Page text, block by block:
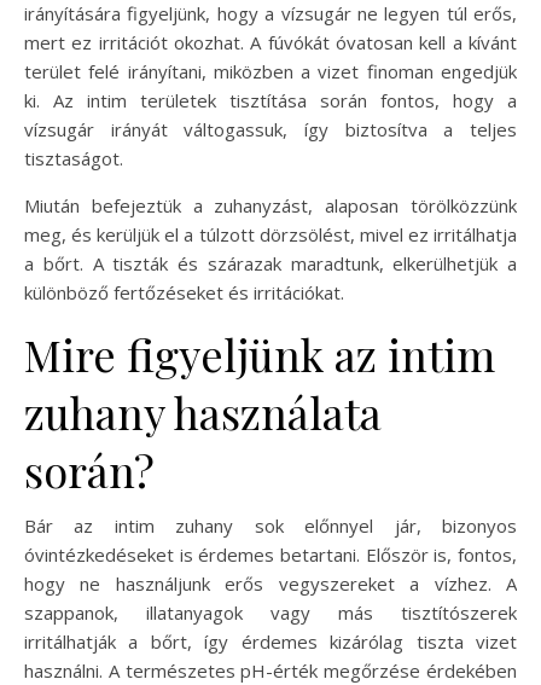
irányítására figyeljünk, hogy a vízsugár ne legyen túl erős,
mert ez irritációt okozhat. A fúvókát óvatosan kell a kívánt
terület felé irányítani, miközben a vizet finoman engedjük
ki. Az intim területek tisztítása során fontos, hogy a
vízsugár irányát váltogassuk, így biztosítva a teljes
tisztaságot.
Miután befejeztük a zuhanyzást, alaposan törölközzünk
meg, és kerüljük el a túlzott dörzsölést, mivel ez irritálhatja
a bőrt. A tiszták és szárazak maradtunk, elkerülhetjük a
különböző fertőzéseket és irritációkat.
Mire figyeljünk az intim
zuhany használata
során?
Bár az intim zuhany sok előnnyel jár, bizonyos
óvintézkedéseket is érdemes betartani. Először is, fontos,
hogy ne használjunk erős vegyszereket a vízhez. A
szappanok, illatanyagok vagy más tisztítószerek
irritálhatják a bőrt, így érdemes kizárólag tiszta vizet
használni. A természetes pH-érték megőrzése érdekében